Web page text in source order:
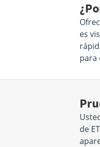
es
para
de